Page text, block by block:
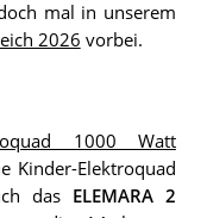
mal in unserem
2026 vorbei.
1000 Watt
Kinder-Elektroquad
das ELEMARA 2